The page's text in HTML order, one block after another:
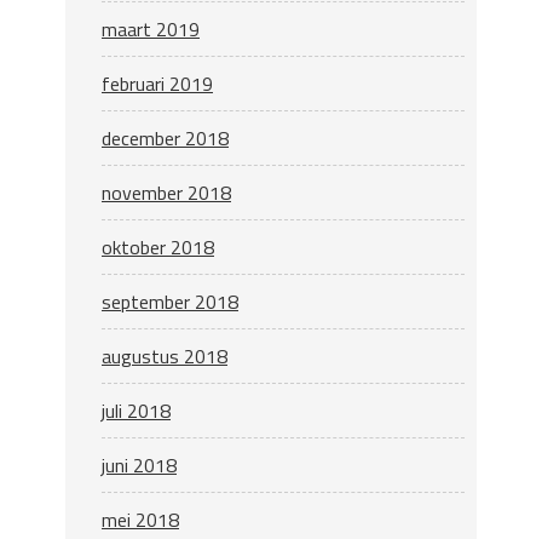
maart 2019
februari 2019
december 2018
november 2018
oktober 2018
september 2018
augustus 2018
juli 2018
juni 2018
mei 2018